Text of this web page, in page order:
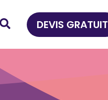
DEVIS GRATUIT